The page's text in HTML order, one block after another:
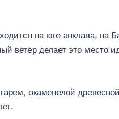
на юге анклава, на
ветер делает это место
окаменелой